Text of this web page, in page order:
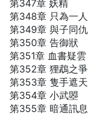
第347章 妖精
第348章 只為一人
第349章 與子同仇
第350章 告御狀
第351章 血書疑雲
第352章 狸鵡之爭
第353章 隻手遮天
第354章 小武曌
第355章 暗通訊息